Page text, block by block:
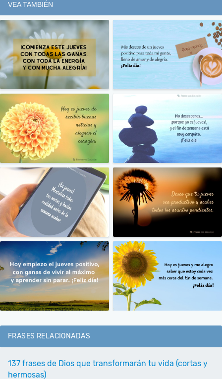
VEA TAMBIÉN
FRASES RELACIONADAS
137 frases de Dios que transformarán tu vida (cortas y
hermosas)